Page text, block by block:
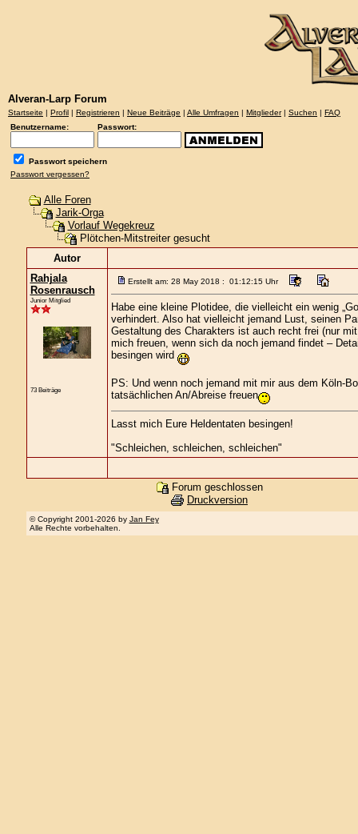
Alveran-Larp Forum
Startseite | Profil | Registrieren | Neue Beiträge | Alle Umfragen | Mitglieder| Suchen | FAQ
Benutzername:
Passwort:
Passwort speichern
Passwort vergessen?
Alle Foren
Jarik-Orga
Vorlauf Wegekreuz
Plötchen-Mitstreiter gesucht
Autor
Rahjala
Rosenrausch
Junior Mitglied
73 Beiträge
Erstellt am: 28 May 2018 : 01:12:15 Uhr
Habe eine kleine Plotidee, die vielleicht ein wenig
verhindert. Also hat vielleicht jemand Lust, seinen
Gestaltung des Charakters ist auch recht frei (nur
mich freuen, wenn sich da noch jemand findet –
besingen wird
PS: Und wenn noch jemand mit mir aus dem Köln-
tatsächlichen An/Abreise freuen
Lasst mich Eure Heldentaten besingen!
"Schleichen, schleichen, schleichen"
Forum geschlossen
Druckversion
© Copyright 2001-2026 by Jan Fey
Alle Rechte vorbehalten.